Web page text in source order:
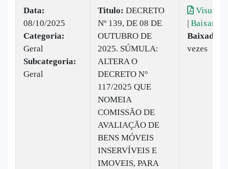
Data:
08/10/2025
Categoria:
Geral
Subcategoria:
Geral
Titulo: DECRETO
Nº 139, DE 08 DE
OUTUBRO DE
2025. SÚMULA:
ALTERA O
DECRETO N°
117/2025 QUE
NOMEIA
COMISSÃO DE
AVALIAÇÃO DE
BENS MÓVEIS
INSERVÍVEIS E
IMOVEIS, PARA
| Baixar
Baixado:
vezes